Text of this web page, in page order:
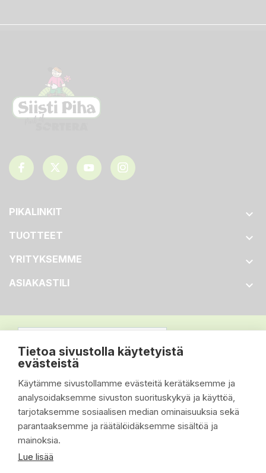
Tietoa sivustolla käytetyistä
evästeistä
Käytämme sivustollamme evästeitä kerätäksemme ja
analysoidaksemme sivuston suorituskykyä ja käyttöä,
tarjotaksemme sosiaalisen median ominaisuuksia sekä
parantaaksemme ja räätälöidäksemme sisältöä ja
mainoksia.
Lue lisää
PIKALINKIT 
TUOTTEET 
YRITYKSEMME 
ASIAKASTILI 